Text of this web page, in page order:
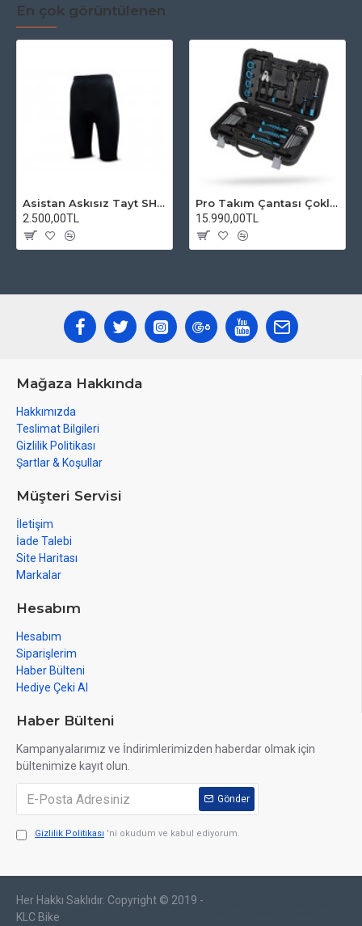
En çok görüntülenen
Asistan Askısız Tayt SH20 Pedli Siyah
2.500,00TL
Pro Takım Çantası Çoklu Tamir Seti
15.990,00TL
Mağaza Hakkında
Hakkımızda
Teslimat Bilgileri
Gizlilik Politikası
Şartlar & Koşullar
Müşteri Servisi
İletişim
İade Talebi
Site Haritası
Markalar
Hesabım
Hesabım
Siparişlerim
Haber Bülteni
Hediye Çeki Al
Haber Bülteni
Kampanyalarımız ve İndirimlerimizden haberdar olmak için
bültenimize kayıt olun.
Gönder
Gizlilik Politikası 'ni okudum ve kabul ediyorum.
Her Hakkı Saklıdır. Copyright © 2019 -
KLC Bike